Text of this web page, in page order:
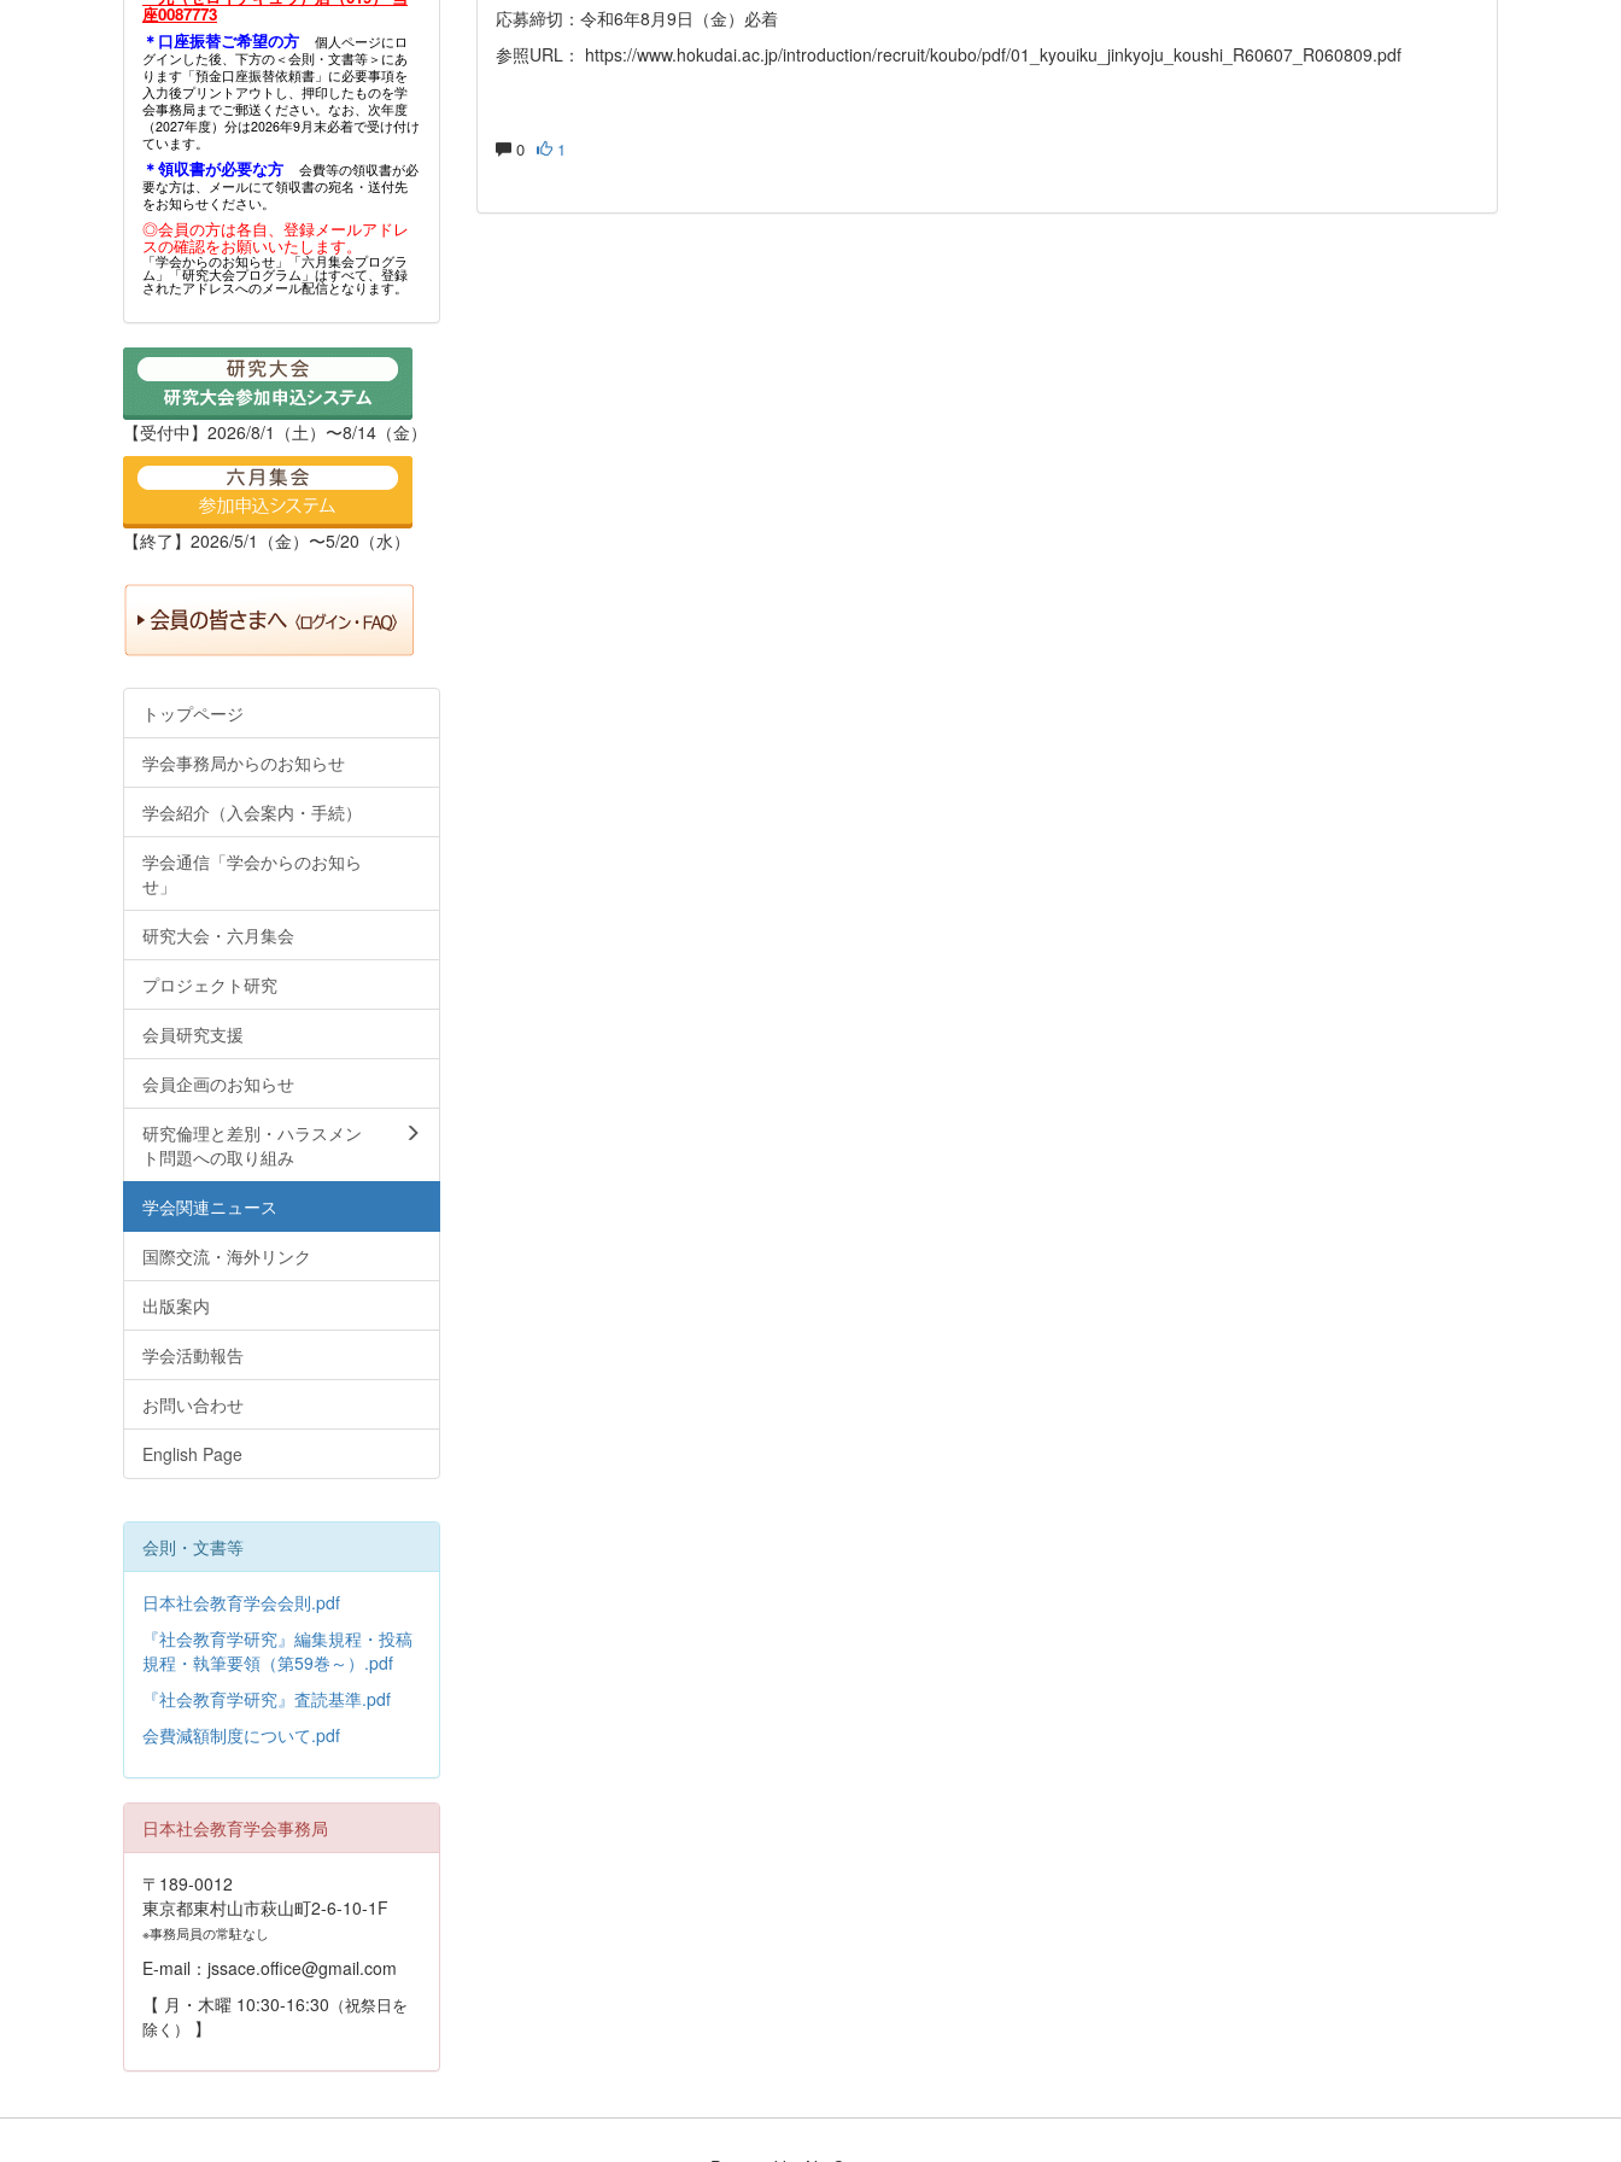
応募締切：令和6年8月9日（金）必着
参照URL： https://www.hokudai.ac.jp/introduction/recruit/koubo/pdf/01_kyouiku_jinkyoju_koushi_R60607_R060809.pdf
0 1
座0087773
＊口座振替ご希望の方
個人ページにロ
グインした後、下方の＜会則・文書等＞にあ
ります「預金口座振替依頼書」に必要事項を
入力後プリントアウトし、押印したものを学
会事務局までご郵送ください。なお、次年度
（2027年度）分は2026年9月末必着で受け付け
ています。
＊領収書が必要な方
会費等の領収書が必
要な方は、メールにて領収書の宛名・送付先
をお知らせください。
◎会員の方は各自、登録メールアドレ
スの確認をお願いいたします。
「学会からのお知らせ」「六月集会プログラ
ム」「研究大会プログラム」はすべて、登録
されたアドレスへのメール配信となります。
【受付中】2026/8/1（土）〜8/14（金）
【終了】2026/5/1（金）〜5/20（水）
トップページ
学会事務局からのお知らせ
学会紹介（入会案内・手続）
学会通信「学会からのお知ら
せ」
研究大会・六月集会
プロジェクト研究
会員研究支援
会員企画のお知らせ
研究倫理と差別・ハラスメン
ト問題への取り組み
学会関連ニュース
国際交流・海外リンク
出版案内
学会活動報告
お問い合わせ
English Page
会則・文書等
日本社会教育学会会則.pdf
『社会教育学研究』編集規程・投稿
規程・執筆要領（第59巻～）.pdf
『社会教育学研究』査読基準.pdf
会費減額制度について.pdf
日本社会教育学会事務局
〒189-0012
東京都東村山市萩山町2-6-10-1F
※事務局員の常駐なし
E-mail：jssace.office@gmail.com
【 月・木曜 10:30-16:30 （祝祭日を
除く）
】